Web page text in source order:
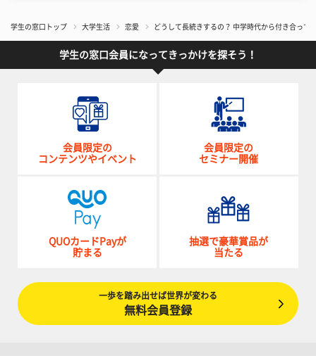
学生の窓口トップ 大学生活 恋愛 どうして長続きするの？ 中学時代から付き合って
学生の窓口会員になってきっかけを探そう！
会員限定の
コンテンツやイベント
会員限定の
セミナー開催
QUOカードPayが
貯まる
抽選で豪華賞品が
当たる
一歩を踏み出せば世界が変わる
無料会員登録